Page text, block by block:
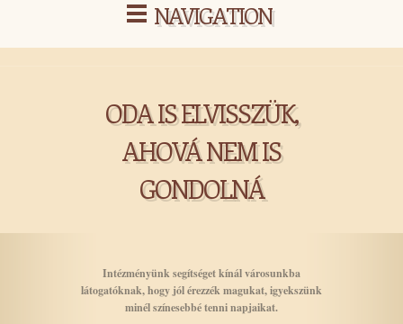
NAVIGATION
ODA IS ELVISSZÜK,
AHOVÁ NEM IS
GONDOLNÁ
Intézményünk segítséget kínál városunkba
látogatóknak, hogy jól érezzék magukat, igyekszünk
minél színesebbé tenni napjaikat.